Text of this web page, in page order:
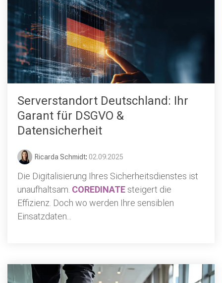
Serverstandort Deutschland: Ihr
Garant für DSGVO &
Datensicherheit
Ricarda Schmidt: 02.09.2025
Die Digitalisierung Ihres Sicherheitsdienstes ist
unaufhaltsam. COREDINATE steigert die
Effizienz. Doch wo werden Ihre sensiblen
Einsatzdaten...